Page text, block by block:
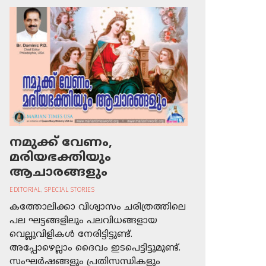
നമുക്ക് വേണം,
മരിയഭക്തിയും
ആചാരങ്ങളും
EDITORIAL, SPECIAL STORIES
കത്തോലിക്കാ വിശ്വാസം ചരിത്രത്തിലെ
പല ഘട്ടങ്ങളിലും പലവിധങ്ങളായ
വെല്ലുവിളികള്‍ നേരിട്ടിട്ടുണ്ട്.
അപ്പോഴെല്ലാം ദൈവം ഇടപെട്ടിട്ടുമുണ്ട്.
സംഘര്‍ഷങ്ങളും പ്രതിസന്ധികളും